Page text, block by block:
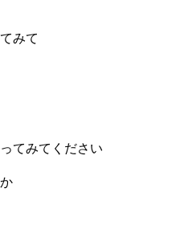
みて
てみてください